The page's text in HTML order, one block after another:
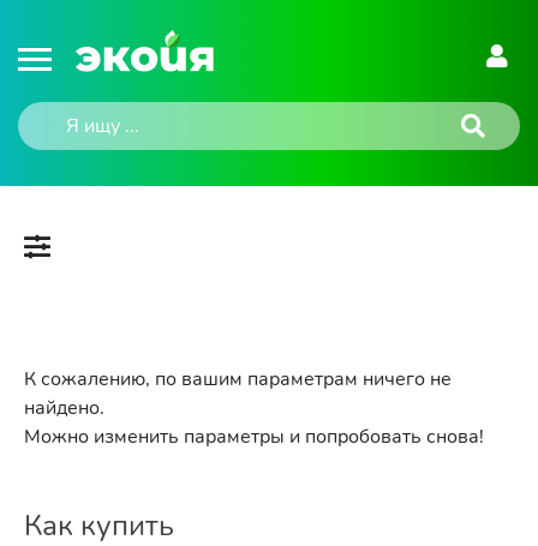
К сожалению, по вашим параметрам ничего не
найдено.
Можно изменить параметры и попробовать снова!
Как купить